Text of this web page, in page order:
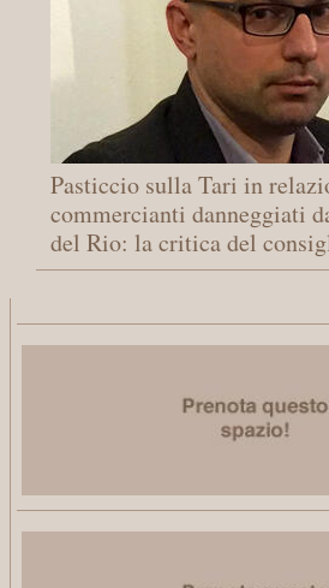
Pasticcio sulla Tari in
commercianti danneggiati
del Rio: la critica del